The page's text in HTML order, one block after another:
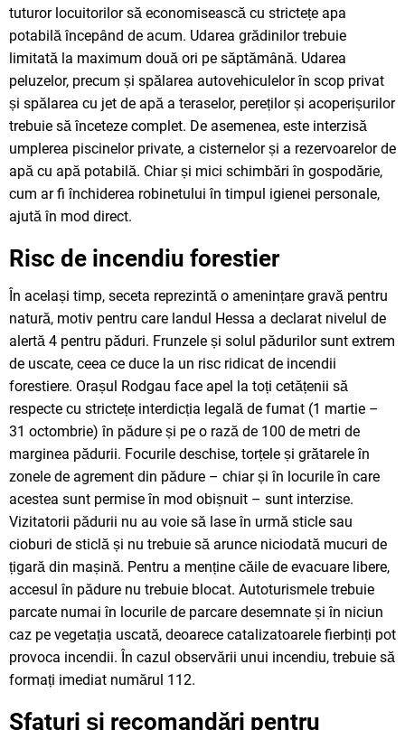
tuturor locuitorilor să economisească cu strictețe apa
potabilă începând de acum. Udarea grădinilor trebuie
limitată la maximum două ori pe săptămână. Udarea
peluzelor, precum și spălarea autovehiculelor în scop privat
și spălarea cu jet de apă a teraselor, pereților și acoperișurilor
trebuie să înceteze complet. De asemenea, este interzisă
umplerea piscinelor private, a cisternelor și a rezervoarelor de
apă cu apă potabilă. Chiar și mici schimbări în gospodărie,
cum ar fi închiderea robinetului în timpul igienei personale,
ajută în mod direct.
Risc de incendiu forestier
În același timp, seceta reprezintă o amenințare gravă pentru
natură, motiv pentru care landul Hessa a declarat nivelul de
alertă 4 pentru păduri. Frunzele și solul pădurilor sunt extrem
de uscate, ceea ce duce la un risc ridicat de incendii
forestiere. Orașul Rodgau face apel la toți cetățenii să
respecte cu strictețe interdicția legală de fumat (1 martie –
31 octombrie) în pădure și pe o rază de 100 de metri de
marginea pădurii. Focurile deschise, torțele și grătarele în
zonele de agrement din pădure – chiar și în locurile în care
acestea sunt permise în mod obișnuit – sunt interzise.
Vizitatorii pădurii nu au voie să lase în urmă sticle sau
cioburi de sticlă și nu trebuie să arunce niciodată mucuri de
țigară din mașină. Pentru a menține căile de evacuare libere,
accesul în pădure nu trebuie blocat. Autoturismele trebuie
parcate numai în locurile de parcare desemnate și în niciun
caz pe vegetația uscată, deoarece catalizatoarele fierbinți pot
provoca incendii. În cazul observării unui incendiu, trebuie să
formați imediat numărul 112.
Sfaturi și recomandări pentru